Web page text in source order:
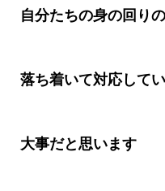
自分たちの身の回り
落ち着いて対応して
大事だと思います